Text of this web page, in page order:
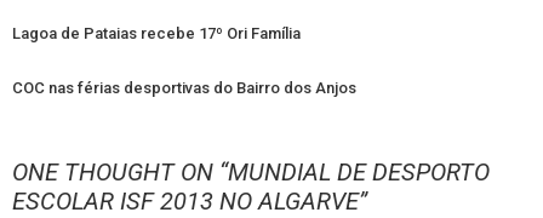
Lagoa de Pataias recebe 17º Ori Família
COC nas férias desportivas do Bairro dos Anjos
ONE THOUGHT ON “MUNDIAL DE DESPORTO
ESCOLAR ISF 2013 NO ALGARVE”